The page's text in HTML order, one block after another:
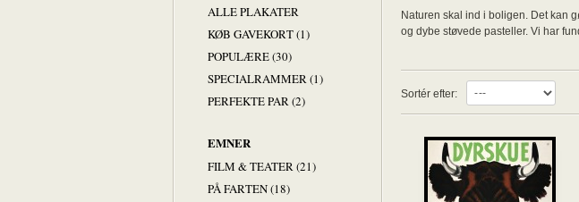
ALLE PLAKATER
KØB GAVEKORT (1)
POPULÆRE (30)
SPECIALRAMMER (1)
PERFEKTE PAR (2)
EMNER
FILM & TEATER (21)
PÅ FARTEN (18)
Naturen skal ind i boligen. Det kan
og dybe støvede pasteller. Vi har
Sortér efter: